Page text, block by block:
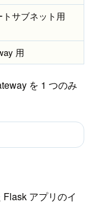
トサブネット用
用
を 1 つのみ
アプリのイ